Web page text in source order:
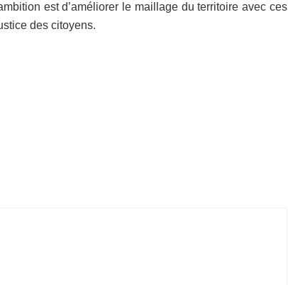
est d’améliorer le maillage du territoire avec ces
des citoyens.